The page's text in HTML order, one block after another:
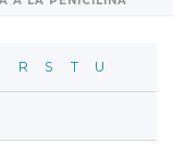
R S T U